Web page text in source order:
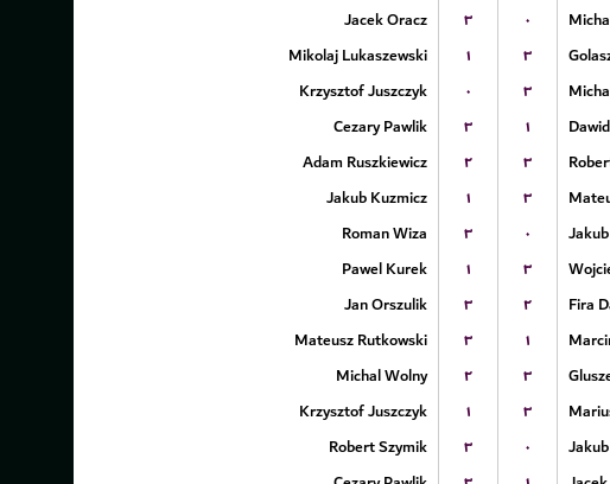
Jacek Oracz
۳ ۰
Mikolaj Lukaszewski
۱ ۳
Krzysztof Juszczyk
۰ ۳
Cezary Pawlik
۳ ۱
Adam Ruszkiewicz
۲ ۳
Jakub Kuzmicz
۱ ۳
Roman Wiza
۳ ۰
Pawel Kurek
۱ ۳
Jan Orszulik
۳ ۲ Fira
Mateusz Rutkowski
۳ ۱
Michal Wolny
۲ ۳
Krzysztof Juszczyk
۱ ۳
Robert Szymik
۳ ۰